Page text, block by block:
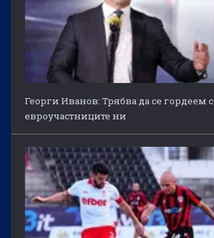
Георги Иванов: Трябва да се гордеем с
евроучастниците ни